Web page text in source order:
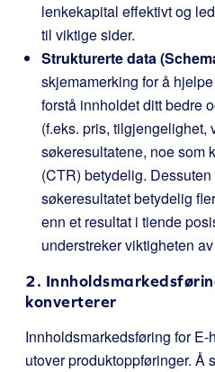
lenkekapital effektivt og
til viktige sider.
Strukturerte data
skjemamerking for å
forstå innholdet ditt bedre
(f.eks. pris, tilgjengelighet,
søkeresultatene, noe som
(CTR) betydelig.
søkeresultatet betydelig
enn et resultat i tiende
understreker viktigheten
2.
konverterer
Innholdsmarkedsføring for
utover produktoppføringer. Å